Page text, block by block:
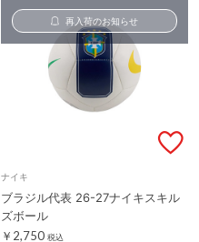
再入荷のお知らせ
ナイキ
ブラジル代表 26-27ナイキスキル
ズボール
￥2,750 税込